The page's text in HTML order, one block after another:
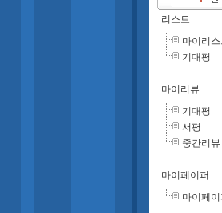
리스트
마이리스
기대평
마이리뷰
기대평
서평
중간리뷰
마이페이퍼
마이페이